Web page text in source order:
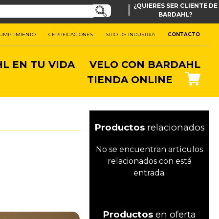
| ¿QUIERES SER CLIENTE DE
BARDAHL?
CERTIFICACIONES SITIO DE INDUSTRIA CONTACTO
EN TU VIDA
VELO CON BARDAHL
TIENDA ONLINE
Productosrelacionados
No se encuentran artículos
relacionados con está
entrada.
Productos en oferta